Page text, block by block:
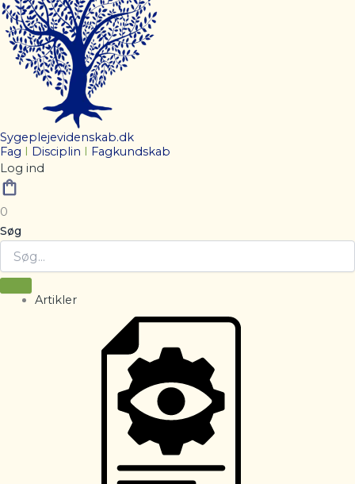
Sygeplejevidenskab.dk
Fag
Disciplin
Fagkundskab
Log ind
0
Søg
Artikler